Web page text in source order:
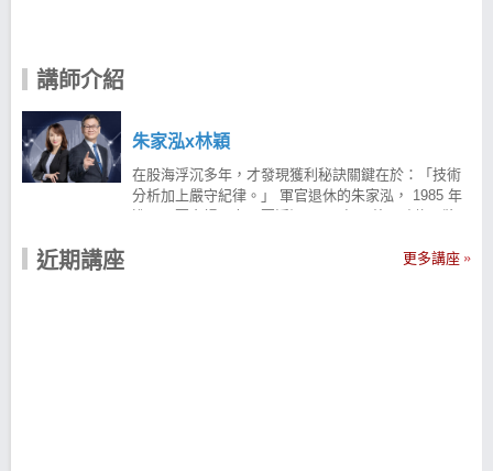
講師介紹
朱家泓x林穎
在股海浮沉多年，才發現獲利秘訣關鍵在於：「技術
分析加上嚴守紀律。」 軍官退休的朱家泓， 1985 年
進入股票市場，在股票浮沉了 26 年，曾因聽信明牌，
後後賠了近千萬，直到 57 歲那年，才開始認真鑽研技
近期講座 更多講座